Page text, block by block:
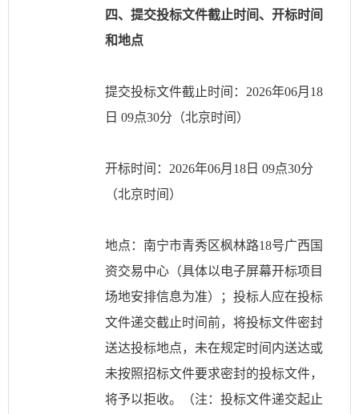
四、提交投标文件截止时间、开标时间
和地点
提交投标文件截止时间： 2026年06月18
日 09点30分（北京时间）
开标时间： 2026年06月18日 09点30分
（北京时间）
地点：南宁市青秀区枫林路18号广西国
资交易中心（具体以电子屏幕开标项目
场地安排信息为准）；投标人应在投标
文件递交截止时间前，将投标文件密封
送达投标地点，未在规定时间内送达或
未按照招标文件要求密封的投标文件，
将予以拒收。（注：投标文件递交起止